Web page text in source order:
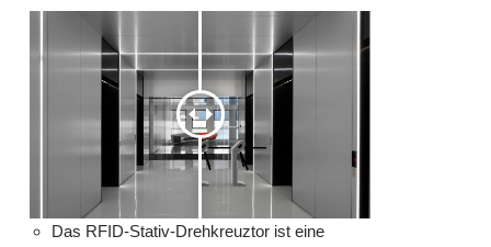
Das RFID-Stativ-Drehkreuztor ist eine